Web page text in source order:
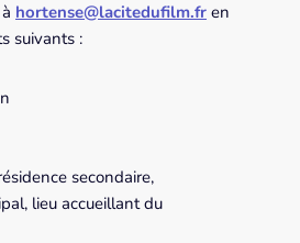
hortense@lacitedufilm.fr en
suivants :
secondaire,
lieu accueillant du